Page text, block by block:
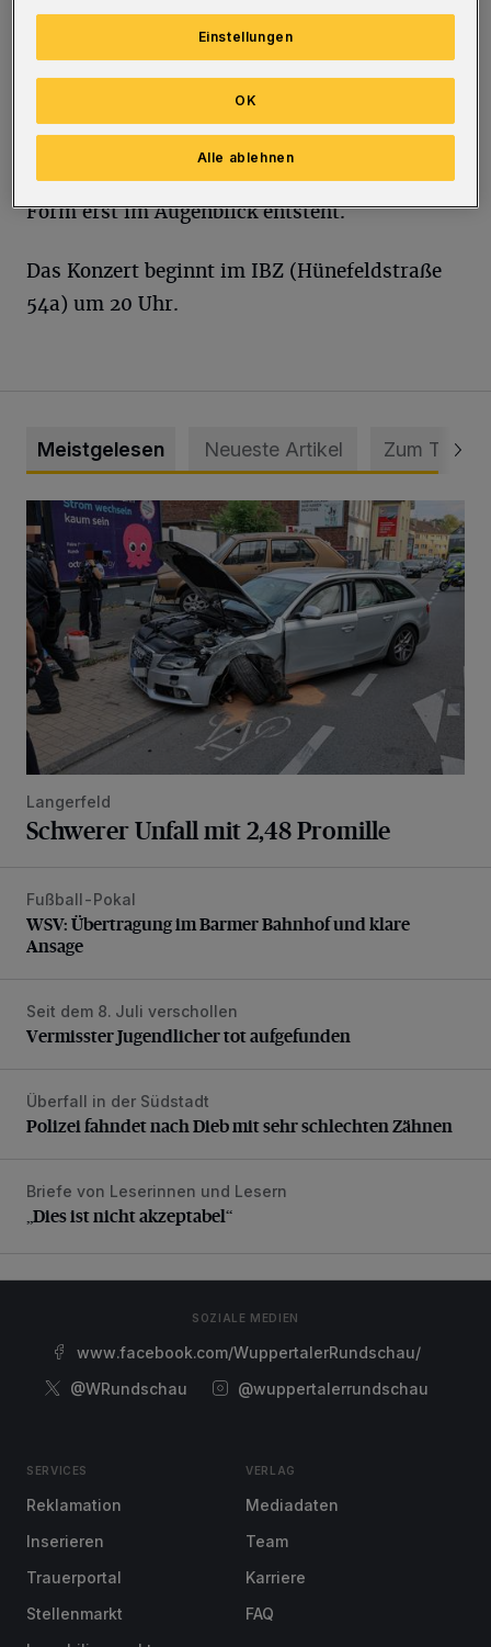
Michael Hablitzel widmen sich
Improvisationen und eigenen Kompositionen.
Die Mallet-Spielerin mit besten Kenntnissen
der zeitgenössischen Musik und der Cellist mit
feinsinnig kombinierte Textur, deren genaue
Form erst im Augenblick entsteht.
Das Konzert beginnt im IBZ (Hünefeldstraße
54a) um 20 Uhr.
Meistgelesen Neueste Artikel Zum Thema
Schwerer Unfall mit 2,48 Promille
Langerfeld
Schwerer Unfall mit 2,48 Promille
WSV: Übertragung im Barmer Bahnhof und klare Ansage
Fußball-Pokal
WSV: Übertragung im Barmer Bahnhof und klare
Ansage
Vermisster Jugendlicher tot aufgefunden
Seit dem 8. Juli verschollen
Vermisster Jugendlicher tot aufgefunden
Polizei fahndet nach Dieb mit sehr schlechten Zähnen
Überfall in der Südstadt
Polizei fahndet nach Dieb mit sehr schlechten Zähnen
„Dies ist nicht akzeptabel“
Briefe von Leserinnen und Lesern
„Dies ist nicht akzeptabel“
SOZIALE MEDIEN
www.facebook.com/WuppertalerRundschau/
@WRundschau
@wuppertalerrundschau
SERVICES
Reklamation
Inserieren
Trauerportal
Stellenmarkt
VERLAG
Mediadaten
Team
Karriere
FAQ
Einstellungen
Alle ablehnen
OK